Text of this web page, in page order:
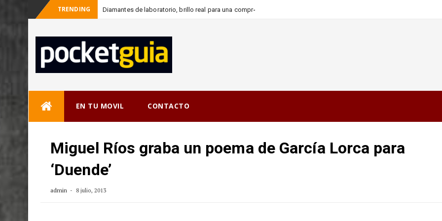
TRENDING Diamantes de laboratorio, brillo real para una compra más informada y
EN TU MOVIL CONTACTO
Miguel Ríos graba un poema de García Lorca para
‘Duende’
admin 8 julio, 2013